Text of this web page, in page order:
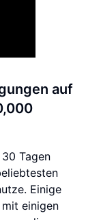
auf
Tagen
Einige
einigen